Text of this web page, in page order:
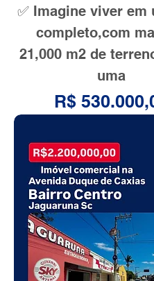
✅ Imagine viver em
completo,com
21,000 m2 de
uma
Preço
R$